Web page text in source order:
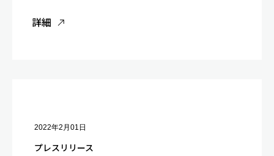
詳細
2022年2月01日
プレスリリース